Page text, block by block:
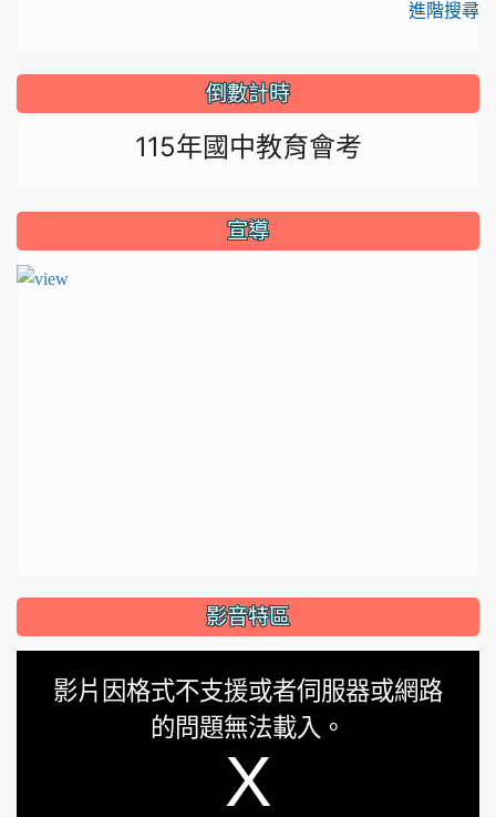
進階搜尋
倒數計時
115年國中教育會考
宣導
影音特區
影片因格式不支援或者伺服器或網路
的問題無法載入。